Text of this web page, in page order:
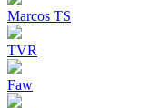
Marcos TS
TVR
Faw